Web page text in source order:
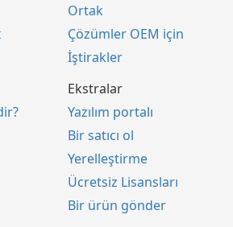
Ortak
Çözümler OEM için
İştirakler
Ekstralar
Yazılım portalı
Bir satıcı ol
Yerelleştirme
Ücretsiz Lisansları
Bir ürün gönder